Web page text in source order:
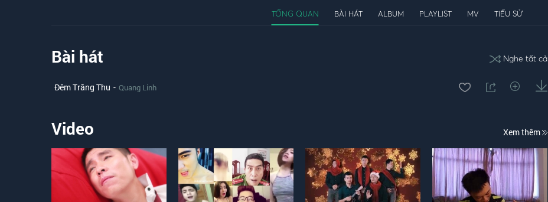
TỔNG QUAN BÀI HÁT ALBUM PLAYLIST MV TIỂU SỬ
Bài hát Nghe tất cả
Đêm Trăng Thu - Quang Linh
Video Xem thêm